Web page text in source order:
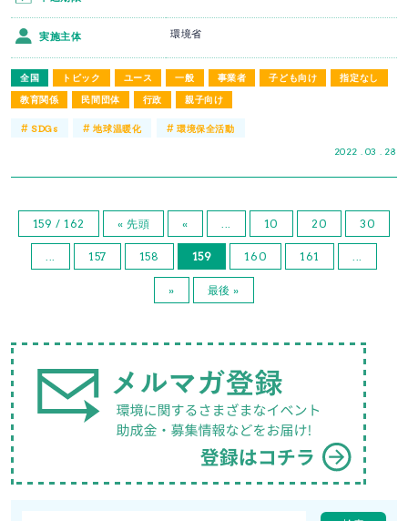
全国 トピック ユース 一般 事業者 子ども向け
指定なし
教育関係
民間団体 行政 親子向け
2022 . 03 . 28
実施主体 環境省
#SDGs #地球温暖化 #環境保全活動
159 / 162 « 先頭 « ... 10 20 30
... 157 158 159 160 161 ...
» 最後 »